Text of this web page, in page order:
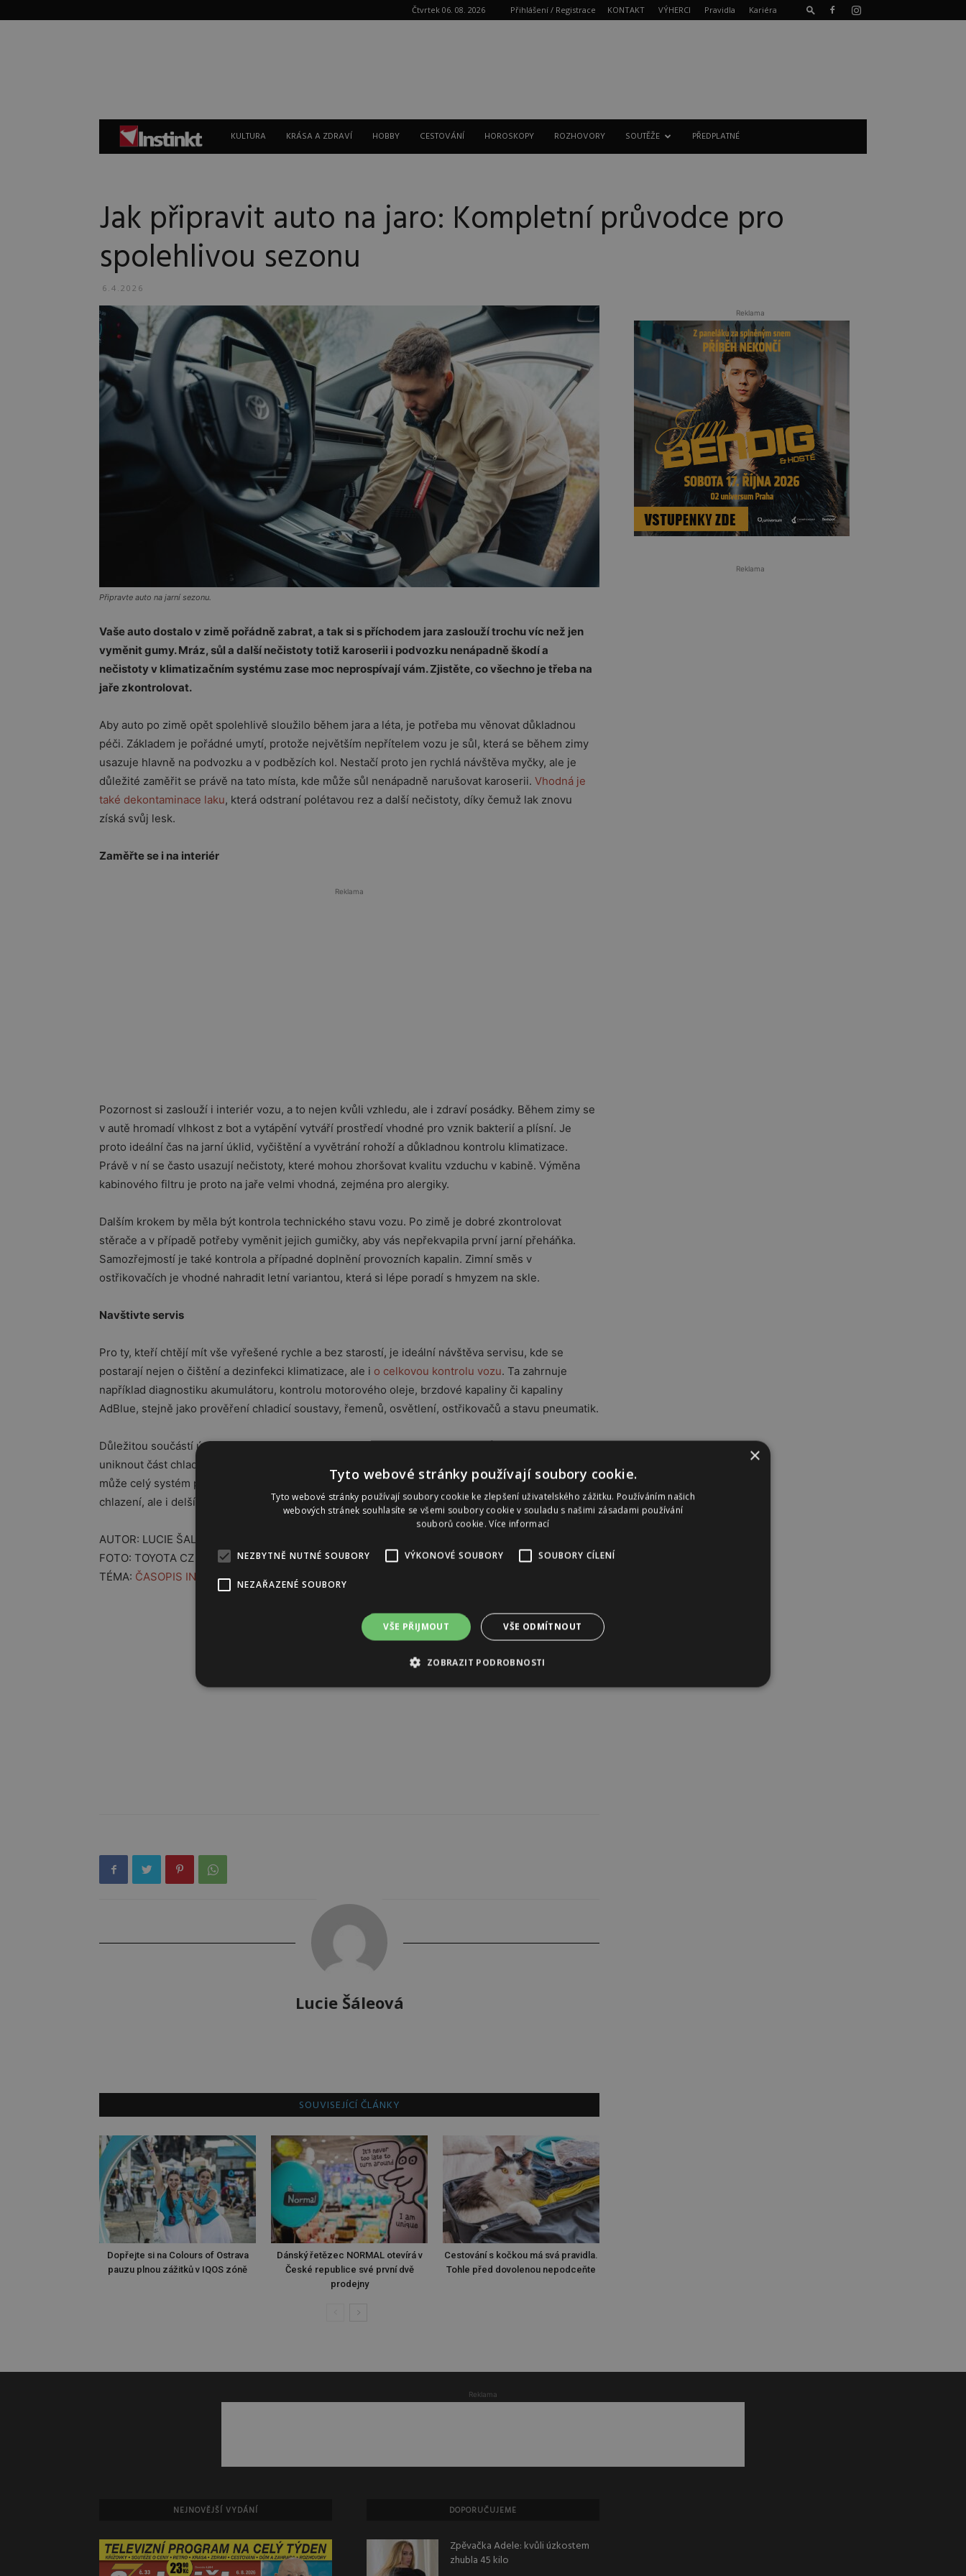
Čtvrtek 06. 08. 2026 Přihlášení / Registrace KONTAKT VÝHERCI Pravidla Kariéra
Instinkt
KULTURA KRÁSA A ZDRAVÍ HOBBY CESTOVÁNÍ HOROSKOPY ROZHOVORY SOUTĚŽE PŘEDPLATNÉ
Jak připravit auto na jaro: Kompletní průvodce pro
spolehlivou sezonu
6.4.2026
Připravte auto na jarní sezonu.
Vaše auto dostalo v zimě pořádně zabrat, a tak si s příchodem jara zaslouží trochu víc než jen
vyměnit gumy. Mráz, sůl a další nečistoty totiž karoserii i podvozku nenápadně škodí a
nečistoty v klimatizačním systému zase moc neprospívají vám. Zjistěte, co všechno je třeba na
jaře zkontrolovat.
Aby auto po zimě opět spolehlivě sloužilo během jara a léta, je potřeba mu věnovat důkladnou
péči. Základem je pořádné umytí, protože největším nepřítelem vozu je sůl, která se během zimy
usazuje hlavně na podvozku a v podbězích kol. Nestačí proto jen rychlá návštěva myčky, ale je
důležité zaměřit se právě na tato místa, kde může sůl nenápadně narušovat karoserii. Vhodná je
také dekontaminace laku, která odstraní polétavou rez a další nečistoty, díky čemuž lak znovu
získá svůj lesk.
Zaměřte se i na interiér
Reklama
Pozornost si zaslouží i interiér vozu, a to nejen kvůli vzhledu, ale i zdraví posádky. Během zimy se
v autě hromadí vlhkost z bot a vytápění vytváří prostředí vhodné pro vznik bakterií a plísní. Je
proto ideální čas na jarní úklid, vyčištění a vyvětrání rohoží a důkladnou kontrolu klimatizace.
Právě v ní se často usazují nečistoty, které mohou zhoršovat kvalitu vzduchu v kabině. Výměna
kabinového filtru je proto na jaře velmi vhodná, zejména pro alergiky.
Dalším krokem by měla být kontrola technického stavu vozu. Po zimě je dobré zkontrolovat
stěrače a v případě potřeby vyměnit jejich gumičky, aby vás nepřekvapila první jarní přeháňka.
Samozřejmostí je také kontrola a případné doplnění provozních kapalin. Zimní směs v
ostřikovačích je vhodné nahradit letní variantou, která si lépe poradí s hmyzem na skle.
Navštivte servis
Pro ty, kteří chtějí mít vše vyřešené rychle a bez starostí, je ideální návštěva servisu, kde se
postarají nejen o čištění a dezinfekci klimatizace, ale i o celkovou kontrolu vozu. Ta zahrnuje
například diagnostiku akumulátoru, kontrolu motorového oleje, brzdové kapaliny či kapaliny
AdBlue, stejně jako prověření chladicí soustavy, řemenů, osvětlení, ostřikovačů a stavu pneumatik.
Důležitou součástí údržby je také správná funkce klimatizace. Během zimy může ze systému
uniknout část chladicího média, což snižuje jeho výkon. Médium navíc pohlcuje vlhkost, která
může celý systém poškodit. Jeho doplnění a regenerace proto pomáhá zajistit nejen efektivní
chlazení, ale i delší životnost klimatizace.
AUTOR: LUCIE ŠALÉOVÁ
FOTO: TOYOTA CZ
TÉMA: ČASOPIS INSTINKT
Lucie Šáleová
SOUVISEJÍCÍ ČLÁNKY
Dopřejte si na Colours of Ostrava
pauzu plnou zážitků v IQOS zóně
Dánský řetězec NORMAL otevírá v
České republice své první dvě
prodejny
Cestování s kočkou má svá pravidla.
Tohle před dovolenou nepodceňte
Reklama
Reklama
Reklama
NEJNOVĚJŠÍ VYDÁNÍ DOPORUČUJEME
Zpěvačka Adele: kvůli úzkostem
zhubla 45 kilo
×
Tyto webové stránky používají soubory cookie.
Tyto webové stránky používají soubory cookie ke zlepšení uživatelského zážitku. Používáním našich
webových stránek souhlasíte se všemi soubory cookie v souladu s našimi zásadami používání
souborů cookie.Více informací
NEZBYTNĚ NUTNÉ SOUBORY VÝKONOVÉ SOUBORY SOUBORY CÍLENÍ
NEZAŘAZENÉ SOUBORY
VŠE PŘIJMOUT VŠE ODMÍTNOUT
ZOBRAZIT PODROBNOSTI